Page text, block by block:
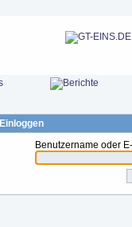
Einloggen
Benutzername oder